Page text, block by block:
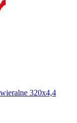
320x4,4